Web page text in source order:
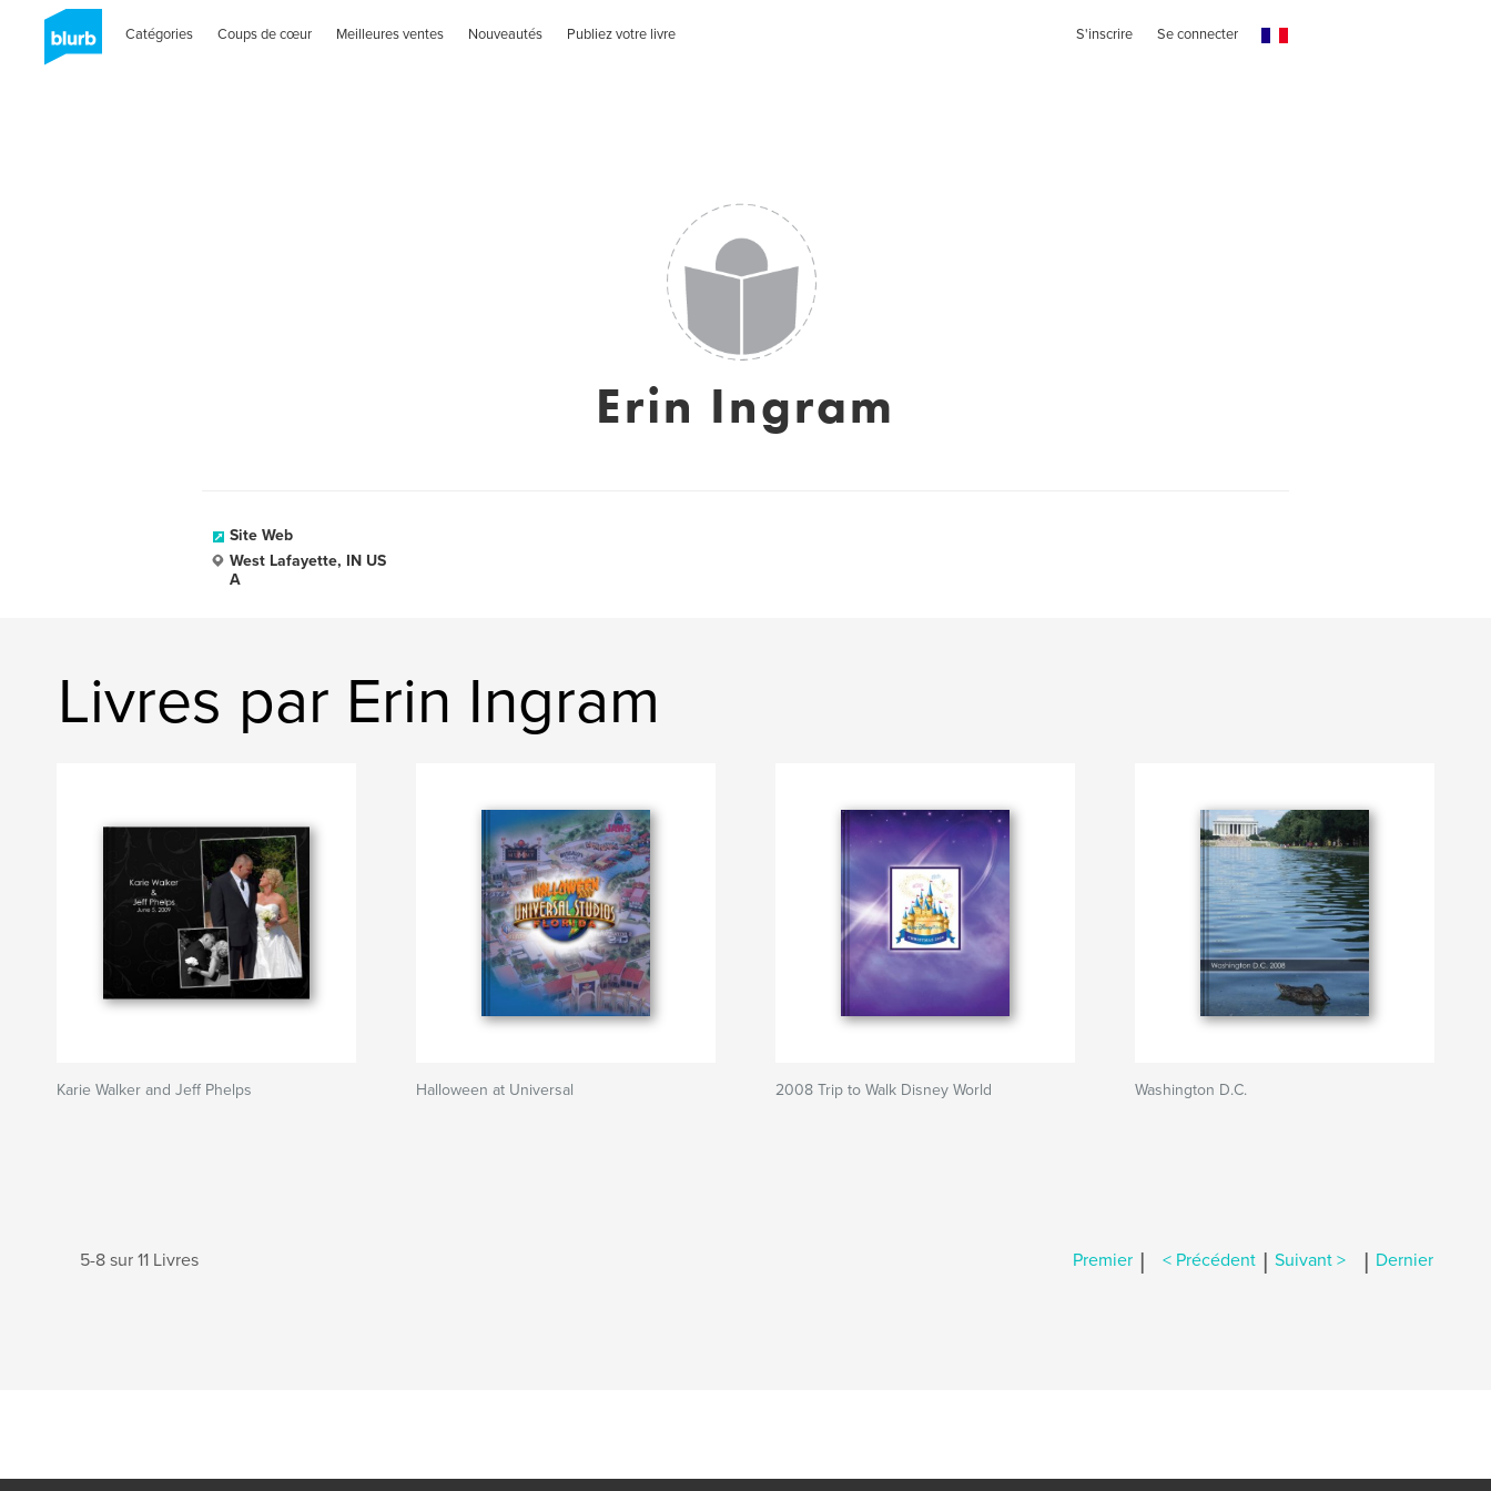
Catégories Coups de cœur Meilleures ventes Nouveautés Publiez votre livre S'inscrire Se connecter
Erin Ingram
Site Web
West Lafayette, IN US
A
Livres par Erin Ingram
Karie Walker and Jeff Phelps Halloween at Universal 2008 Trip to Walk Disney World Washington D.C.
5-8 sur 11 Livres Premier | < Précédent | Suivant > | Dernier